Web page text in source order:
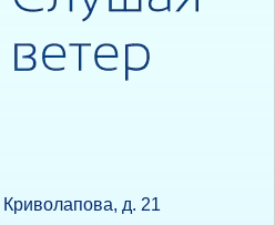
д. 21